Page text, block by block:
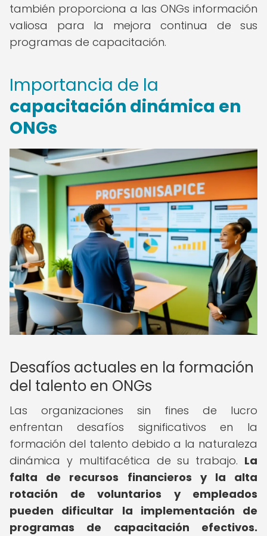
también proporciona a las ONGs información
valiosa para la mejora continua de sus
programas de capacitación.
Importancia de la
capacitación dinámica en
ONGs
Desafíos actuales en la formación
del talento en ONGs
Las organizaciones sin fines de lucro
enfrentan desafíos significativos en la
formación del talento debido a la naturaleza
dinámica y multifacética de su trabajo. La
falta de recursos financieros y la alta
rotación de voluntarios y empleados
pueden dificultar la implementación de
programas de capacitación efectivos.